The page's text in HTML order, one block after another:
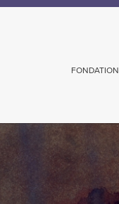
FONDATION